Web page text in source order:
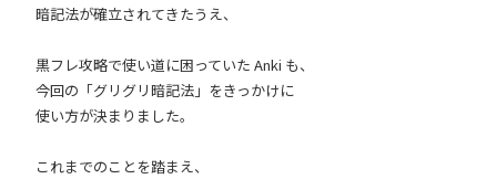
暗記法が確立されてきたうえ、
黒フレ攻略で使い道に困っていた Anki も、
今回の「グリグリ暗記法」をきっかけに
使い方が決まりました。
これまでのことを踏まえ、